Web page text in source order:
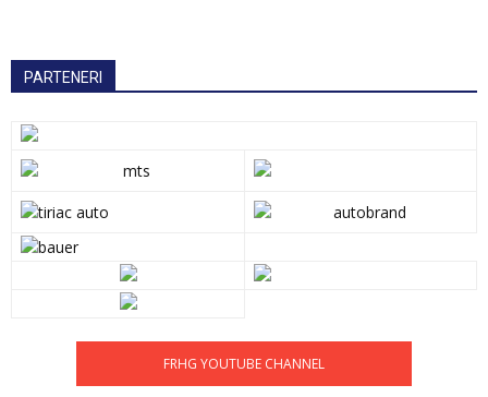
PARTENERI
FRHG YOUTUBE CHANNEL